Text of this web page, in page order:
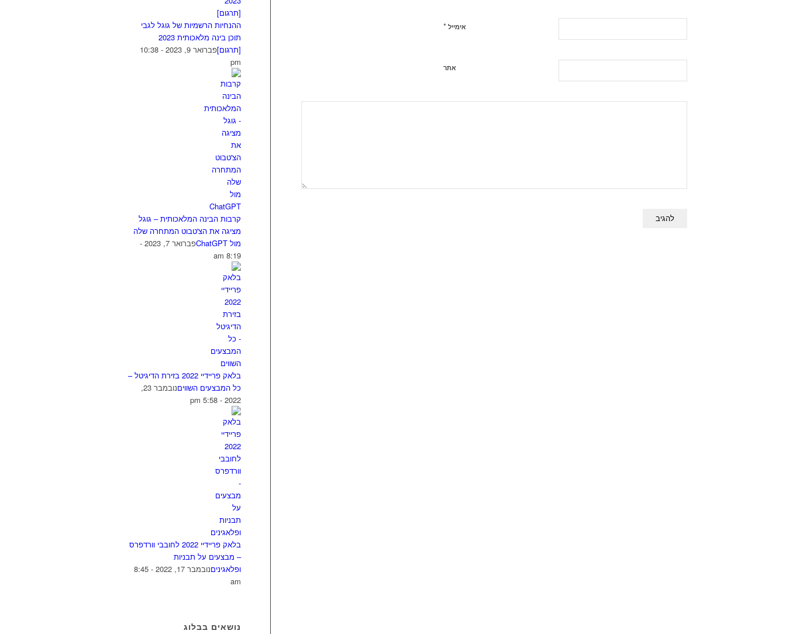
אימייל*
אתר
ההנחיות הרשמיות של גוגל לגבי
תוכן בינה מלאכותית 2023
[תרגום]
פברואר 9, 2023 - 10:38
pm
קרבות הבינה המלאכותית – גוגל
מציגה את הצ'טבוט המתחרה שלה
מול ChatGPT
פברואר 7, 2023 -
8:19 am
בלאק פריידיי 2022 בזירת הדיגיטל –
כל המבצעים השווים
נובמבר 23,
2022 - 5:58 pm
בלאק פריידיי 2022 לחובבי וורדפרס
– מבצעים על תבניות
ופלאגינים
נובמבר 17, 2022 - 8:45
am
נושאים בבלוג